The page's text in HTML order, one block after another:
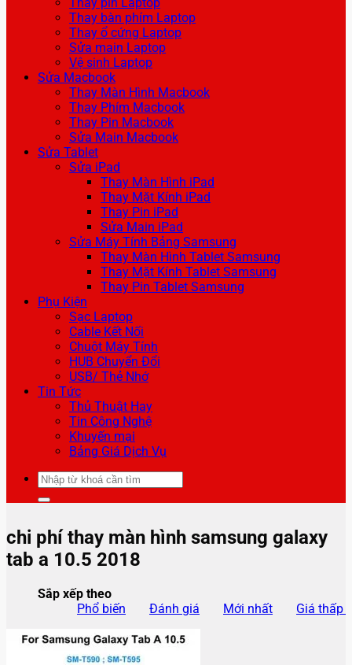
Thay bàn phím Laptop
Thay ổ cứng Laptop
Sửa main Laptop
Vệ sinh Laptop
Sửa Macbook
Thay Màn Hình Macbook
Thay Phím Macbook
Thay Pin Macbook
Sửa Main Macbook
Sửa Tablet
Sửa iPad
Thay Màn Hình iPad
Thay Mặt Kính iPad
Thay Pin iPad
Sửa Main iPad
Sửa Máy Tính Bảng Samsung
Thay Màn Hình Tablet Samsung
Thay Mặt Kính Tablet Samsung
Thay Pin Tablet Samsung
Phụ Kiện
Sạc Laptop
Cable Kết Nối
Chuột Máy Tính
HUB Chuyển Đổi
USB/ Thẻ Nhớ
Tin Tức
Thủ Thuật Hay
Tin Công Nghệ
Khuyến mại
Bảng Giá Dịch Vụ
Tìm
kiếm:
chi phí thay màn hình samsung galaxy
tab a 10.5 2018
Sắp xếp theo
Phổ biến
Đánh giá Mới nhất Giá thấp